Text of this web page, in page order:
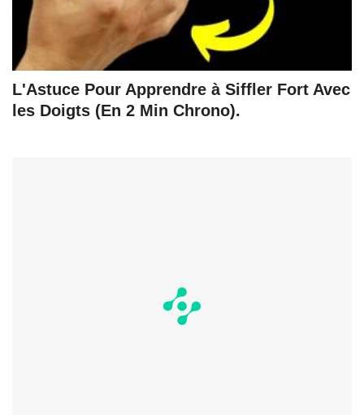
L'Astuce Pour Apprendre à Siffler Fort Avec
les Doigts (En 2 Min Chrono).